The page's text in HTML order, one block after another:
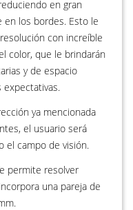
en gran
en los bordes. Esto le
con increíble
color, que le brindarán
y de espacio
expectativas.
ya mencionada
el usuario será
el campo de visión.
permite resolver
una pareja de